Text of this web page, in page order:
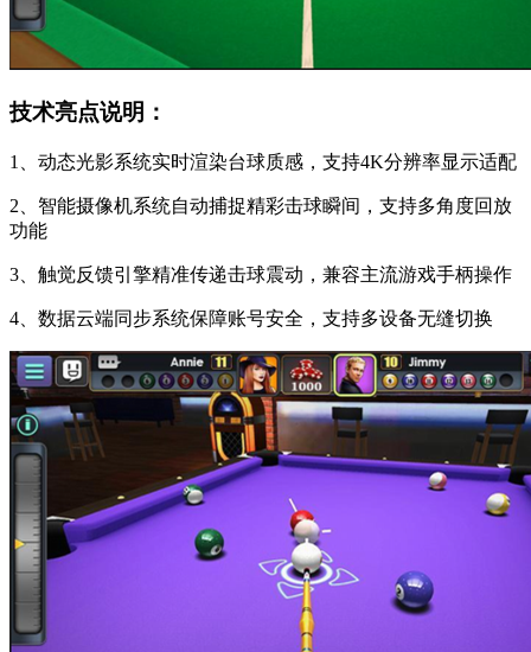
技术亮点说明：
1、动态光影系统实时渲染台球质感，支持4K分辨率显示适配
2、智能摄像机系统自动捕捉精彩击球瞬间，支持多角度回放
功能
3、触觉反馈引擎精准传递击球震动，兼容主流游戏手柄操作
4、数据云端同步系统保障账号安全，支持多设备无缝切换